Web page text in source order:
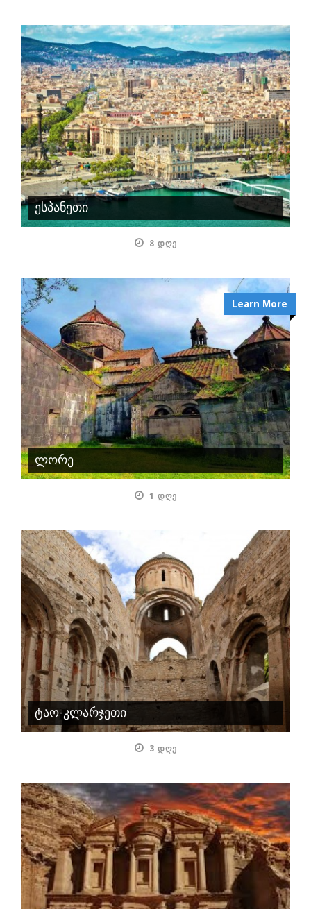
ესპანეთი
8 ᲓᲦᲔ
Learn More
ლორე
1 ᲓᲦᲔ
ტაო-კლარჯეთი
3 ᲓᲦᲔ